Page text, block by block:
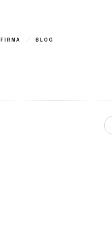
FIRMA BLOG